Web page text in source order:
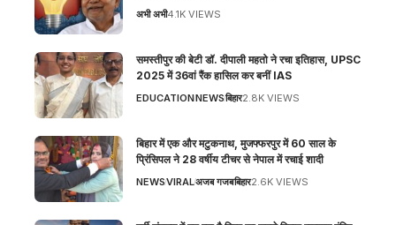
अभी अभी4.1K VIEWS
समस्तीपुर की बेटी डॉ. दीपाली महतो ने रचा इतिहास, UPSC
2025 में 36वां रैंक हासिल कर बनीं IAS
EDUCATIONNEWSबिहार2.8K VIEWS
बिहार में एक और मटुकनाथ, मुजफ्फरपुर में 60 साल के
प्रिंसिपल ने 28 वर्षीय टीचर से नेपाल में रचाई शादी
NEWSVIRALअजब गजबबिहार2.6K VIEWS